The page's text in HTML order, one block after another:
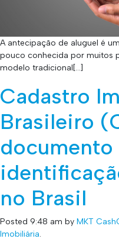
A antecipação de aluguel é
pouco conhecida por muitos
modelo tradicional[…]
Cadastro
Brasileiro
documento
no Brasil
Posted 9:48 am by MKT
Imobiliária.